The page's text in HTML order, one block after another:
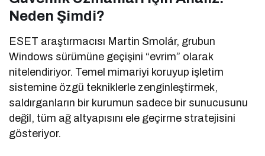
Neden Şimdi?
ESET araştırmacısı Martin Smolár, grubun
Windows sürümüne geçişini “evrim” olarak
nitelendiriyor. Temel mimariyi koruyup işletim
sistemine özgü tekniklerle zenginleştirmek,
saldırganların bir kurumun sadece bir sunucusunu
değil, tüm ağ altyapısını ele geçirme stratejisini
gösteriyor.